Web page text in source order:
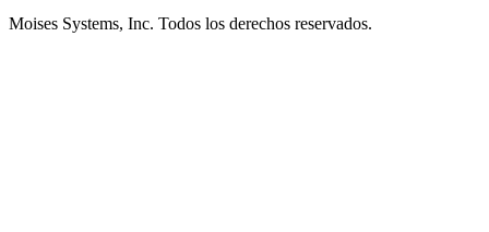
Moises Systems, Inc. Todos los derechos reservados.